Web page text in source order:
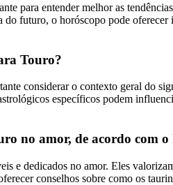
para entender melhor as
futuro, o horóscopo pode
Touro?
considerar o contexto geral do
específicos podem
no amor, de acordo com o
e dedicados no amor. Eles
conselhos sobre como os